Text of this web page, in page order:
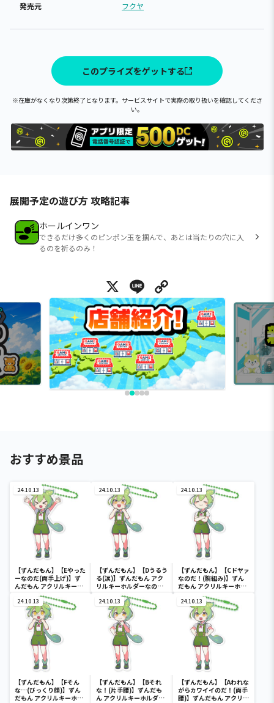
発売元 フクヤ
このプライズをゲットする
※在庫がなくなり次第終了となります。サービスサイトで実際の取り扱いを確認してくださ
い。
展開予定の遊び方 攻略記事
ホールインワン
できるだけ多くのピンポン玉を掴んで、あとは当たりの穴に入
るのを祈るのみ！
X Line
おすすめ景品
24.10.13
【ずんだもん】【Eやった
ーなのだ(両手上げ)】ず
んだもん アクリルキーホ
ルダーなのだ！
24.10.13
【ずんだもん】【Dうるう
る(涙)】ずんだもん アク
リルキーホルダーなの
24.10.13
【ずんだもん】【Cドヤァ
なのだ！(腕組み)】ずん
だもん アクリルキーホル
ダーなのだ！
24.10.13
【ずんだもん】【Fそん
な…(びっくり顔)】ずん
だもん アクリルキーホル
24.10.13
【ずんだもん】【Bそれ
な！(片手腰)】ずんだも
ん アクリルキーホルダー
24.10.13
【ずんだもん】【Aわれな
がらカワイイのだ！(両手
腰)】ずんだもん アクリル